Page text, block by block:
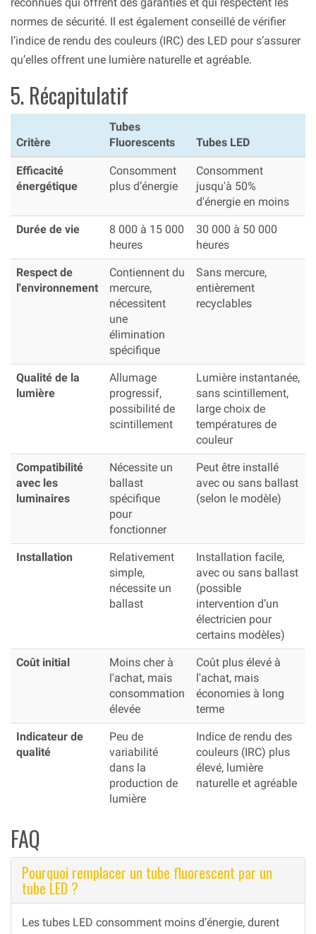
normes de sécurité. Il est également conseillé de vérifier
l’indice de rendu des couleurs (IRC) des LED pour s’assurer
qu’elles offrent une lumière naturelle et agréable.
5. Récapitulatif
Critère
Tubes
Fluorescents
Tubes LED
Efficacité
énergétique
Consomment
plus d’énergie
Consomment
jusqu'à 50%
d'énergie en moins
Durée de vie
8 000 à 15 000
heures
30 000 à 50 000
heures
Respect de
l'environnement
Contiennent du
mercure,
nécessitent
une
élimination
spécifique
Sans mercure,
entièrement
recyclables
Qualité de la
lumière
Allumage
progressif,
possibilité de
scintillement
Lumière instantanée,
sans scintillement,
large choix de
températures de
couleur
Compatibilité
avec les
luminaires
Nécessite un
ballast
spécifique
pour
fonctionner
Peut être installé
avec ou sans ballast
(selon le modèle)
Installation
Relativement
simple,
nécessite un
ballast
Installation facile,
avec ou sans ballast
(possible
intervention d’un
électricien pour
certains modèles)
Coût initial
Moins cher à
l'achat, mais
consommation
élevée
Coût plus élevé à
l'achat, mais
économies à long
terme
Indicateur de
qualité
Peu de
variabilité
dans la
production de
lumière
Indice de rendu des
couleurs (IRC) plus
élevé, lumière
naturelle et agréable
FAQ
Pourquoi remplacer un tube fluorescent par un
tube LED ?
Les tubes LED consomment moins d’énergie, durent